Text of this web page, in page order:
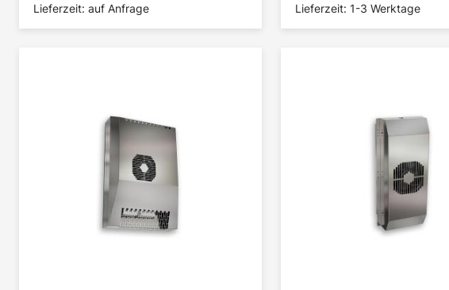
Lieferzeit: auf Anfrage Lieferzeit: 1-3 Werktage